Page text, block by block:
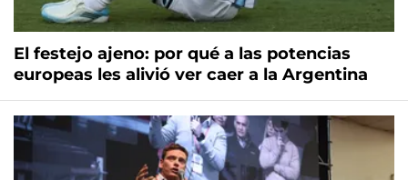
El festejo ajeno: por qué a las potencias
europeas les alivió ver caer a la Argentina